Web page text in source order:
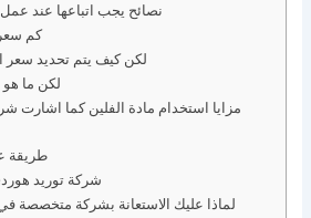
نصائح يجب اتباعها عند
كم سعر الواح الفلين العازل ؟
مزايا استخدام مادة الفلين كما اشارت
شركة توريد